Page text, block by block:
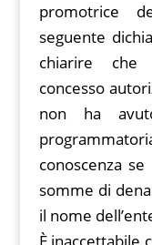
promotrice
seguente
chiarire che
concesso
non ha
conoscenza
somme di
il nome